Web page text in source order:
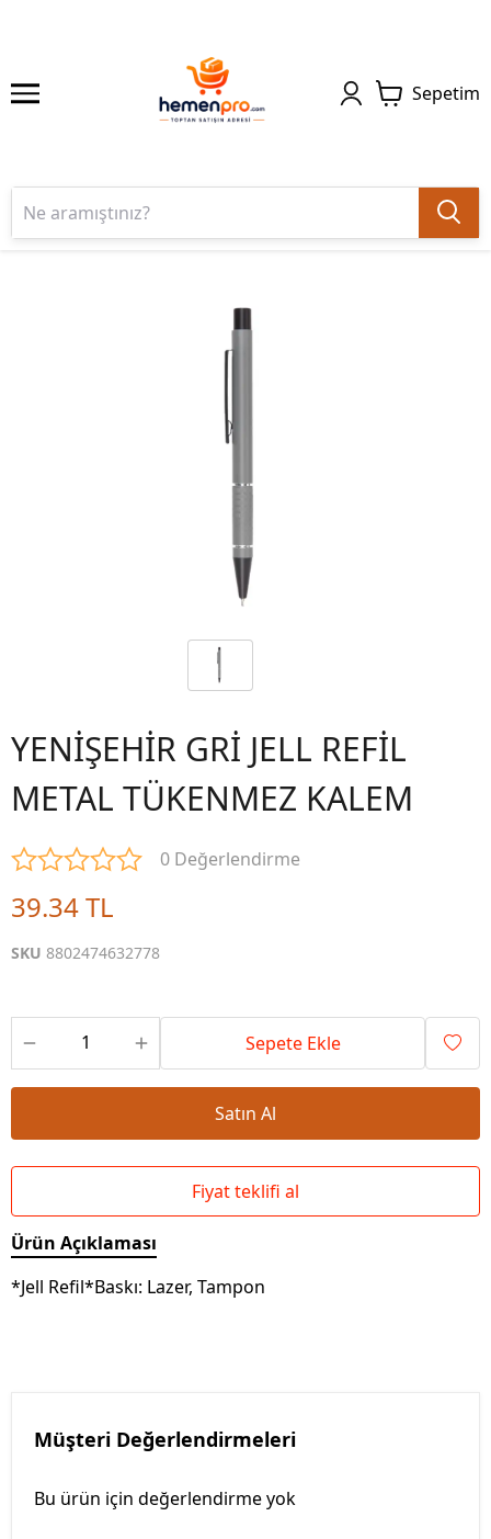
Sepetim
YENİŞEHİR GRİ JELL REFİL
METAL TÜKENMEZ KALEM
0 Değerlendirme
39.34 TL
SKU 8802474632778
Sepete Ekle
Satın Al
Fiyat teklifi al
Ürün Açıklaması
*Jell Refil*Baskı: Lazer, Tampon
Müşteri Değerlendirmeleri
Bu ürün için değerlendirme yok